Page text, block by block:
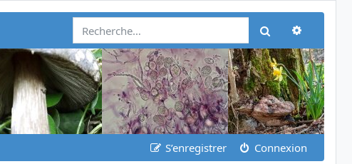
Rechercher
S’enregistrer Connexion